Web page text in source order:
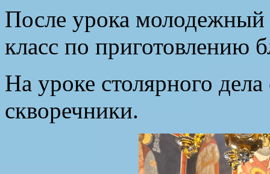
После урока молодежный
класс по приготовлению
На уроке столярного
скворечники.